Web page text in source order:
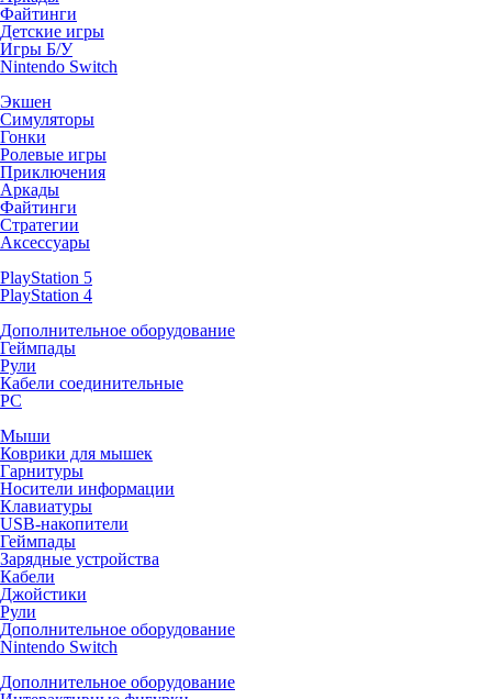
Файтинги
Детские игры
Игры Б/У
Nintendo Switch
Экшен
Симуляторы
Гонки
Ролевые игры
Приключения
Аркады
Файтинги
Стратегии
Аксессуары
PlayStation 5
PlayStation 4
Дополнительное оборудование
Геймпады
Рули
Кабели соединительные
PC
Мыши
Коврики для мышек
Гарнитуры
Носители информации
Клавиатуры
USB-накопители
Геймпады
Зарядные устройства
Кабели
Джойстики
Рули
Дополнительное оборудование
Nintendo Switch
Дополнительное оборудование